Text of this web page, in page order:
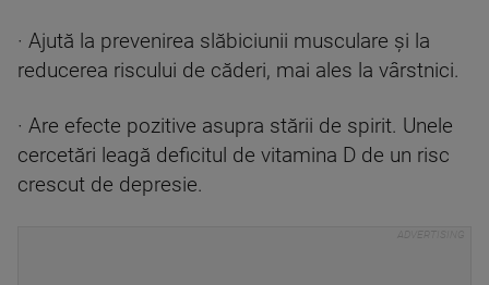
· Ajută la prevenirea slăbiciunii musculare și la
reducerea riscului de căderi, mai ales la vârstnici.
· Are efecte pozitive asupra stării de spirit. Unele
cercetări leagă deficitul de vitamina D de un risc
crescut de depresie.